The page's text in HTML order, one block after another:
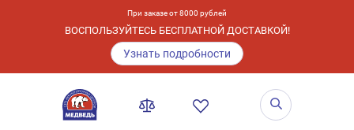
При заказе от 8000 рублей
ВОСПОЛЬЗУЙТЕСЬ БЕСПЛАТНОЙ ДОСТАВКОЙ!
Узнать подробности